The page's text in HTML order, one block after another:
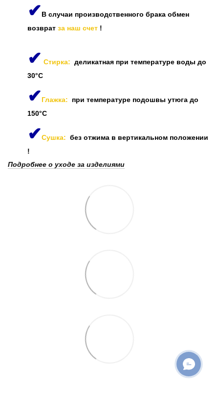
✔В случаи производственного брака обмен
возврат за наш счет !
✔ Стирка: деликатная при температуре воды до
30°C
✔Глажка: при температуре подошвы утюга до
150°C
✔Сушка: без отжима в вертикальном положении
!
Подробнее о уходе за изделиями